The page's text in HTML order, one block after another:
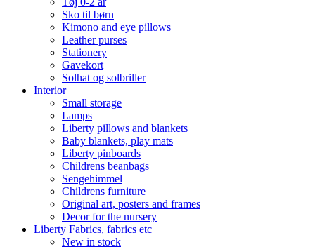
Sko til børn
Kimono and eye pillows
Leather purses
Stationery
Gavekort
Solhat og solbriller
Interior
Small storage
Lamps
Liberty pillows and blankets
Baby blankets, play mats
Liberty pinboards
Childrens beanbags
Sengehimmel
Childrens furniture
Original art, posters and frames
Decor for the nursery
Liberty Fabrics, fabrics etc
New in stock